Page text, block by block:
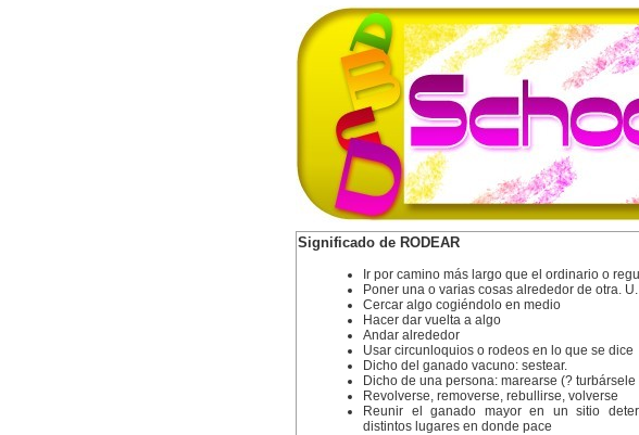
Significado de RODEAR
Ir por camino más largo que el ordinario o
Poner una o varias cosas alrededor de otra.
Cercar algo cogiéndolo en medio
Hacer dar vuelta a algo
Andar alrededor
Usar circunloquios o rodeos en lo que se dice
Dicho del ganado vacuno: sestear.
Dicho de una persona: marearse (?
Revolverse, removerse, rebullirse, volverse
Reunir el ganado mayor en un sitio
distintos lugares en donde pace